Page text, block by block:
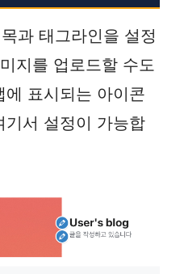
과 태그라인을 설정
지를 업로드할 수도
표시되는 아이콘
기서 설정이 가능합